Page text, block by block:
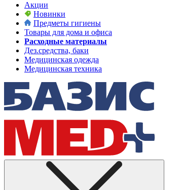
Акции
Новинки
Предметы гигиены
Товары для дома и офиса
Расходные материалы
Дез.средства, баки
Медицинская одежда
Медицинская техника